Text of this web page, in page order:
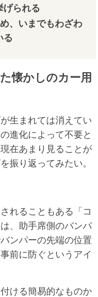
げられる
、いまでもわざわ
る
懐かしのカー用
生まれては消えてい
進化によって不要と
在あまり見ることが
振り返ってみたい。
れることもある「コ
、助手席側のバンパ
ンパーの先端の位置
前に防ぐというアイ
ける簡易的なものか